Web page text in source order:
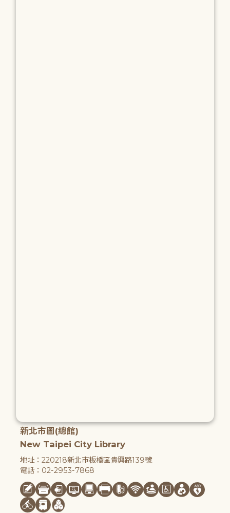
新北市圖(總館)
New Taipei City Library
地址：220218新北市板橋區貴興路139號
電話：02-2953-7868